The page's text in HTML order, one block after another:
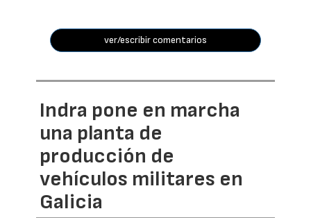
ver/escribir comentarios
Indra pone en marcha
una planta de
producción de
vehículos militares en
Galicia